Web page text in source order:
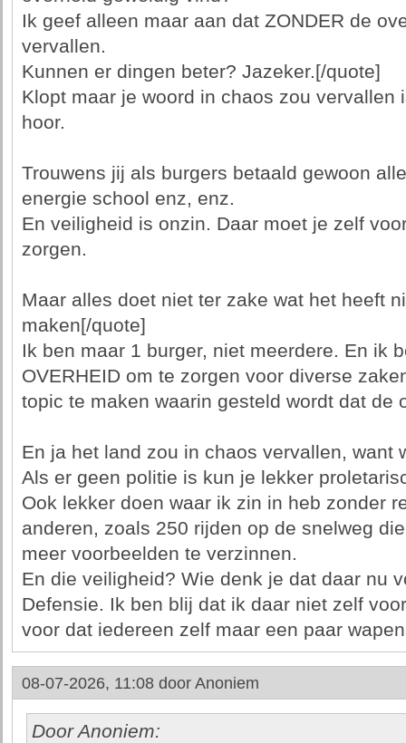
Ik geef alleen maar aan dat ZONDER de
vervallen.
Kunnen er dingen beter? Jazeker.[/quote]
Klopt maar je woord in chaos zou vervallen
hoor.
Trouwens jij als burgers betaald gewoon
energie school enz, enz.
En veiligheid is onzin. Daar moet je zelf
zorgen.
Maar alles doet niet ter zake wat het heeft
maken[/quote]
Ik ben maar 1 burger, niet meerdere. En ik
OVERHEID om te zorgen voor diverse
topic te maken waarin gesteld wordt dat de
En ja het land zou in chaos vervallen, want
Als er geen politie is kun je lekker
Ook lekker doen waar ik zin in heb zonder
anderen, zoals 250 rijden op de snelweg
meer voorbeelden te verzinnen.
En die veiligheid? Wie denk je dat daar nu
Defensie. Ik ben blij dat ik daar niet zelf
voor dat iedereen zelf maar een paar
08-07-2026, 11:08 door Anoniem
Door Anoniem: